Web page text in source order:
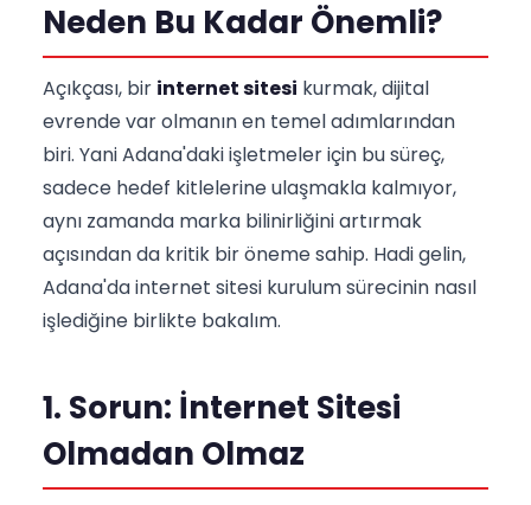
Neden Bu Kadar Önemli?
Açıkçası, bir internet sitesi kurmak, dijital
evrende var olmanın en temel adımlarından
biri. Yani Adana'daki işletmeler için bu süreç,
sadece hedef kitlelerine ulaşmakla kalmıyor,
aynı zamanda marka bilinirliğini artırmak
açısından da kritik bir öneme sahip. Hadi gelin,
Adana'da internet sitesi kurulum sürecinin nasıl
işlediğine birlikte bakalım.
1. Sorun: İnternet Sitesi
Olmadan Olmaz